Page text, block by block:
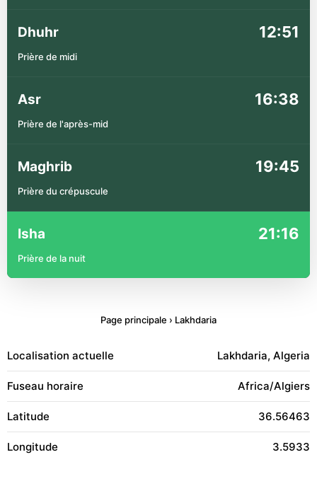
Dhuhr 12:51
Prière de midi
Asr 16:38
Prière de l'après-mid
Maghrib 19:45
Prière du crépuscule
Isha 21:16
Prière de la nuit
Page principale › Lakhdaria
Localisation actuelle Lakhdaria, Algeria
Fuseau horaire Africa/Algiers
Latitude 36.56463
Longitude 3.5933